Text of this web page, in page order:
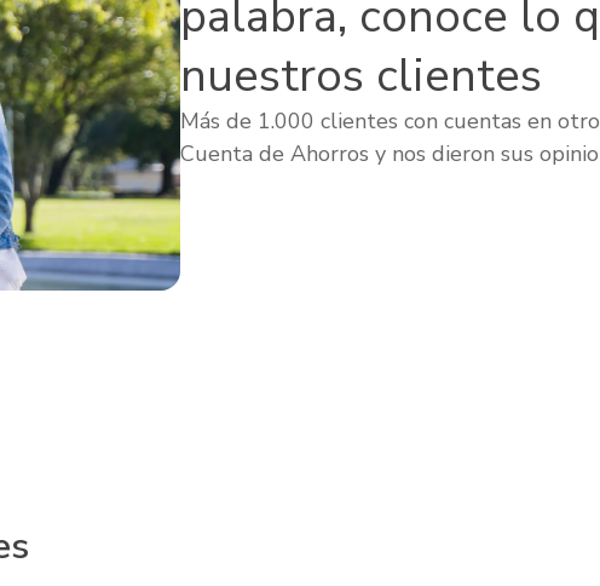
palabra, conoce lo
nuestros clientes
Más de 1.000 clientes con cuentas en
Cuenta de Ahorros y nos dieron sus